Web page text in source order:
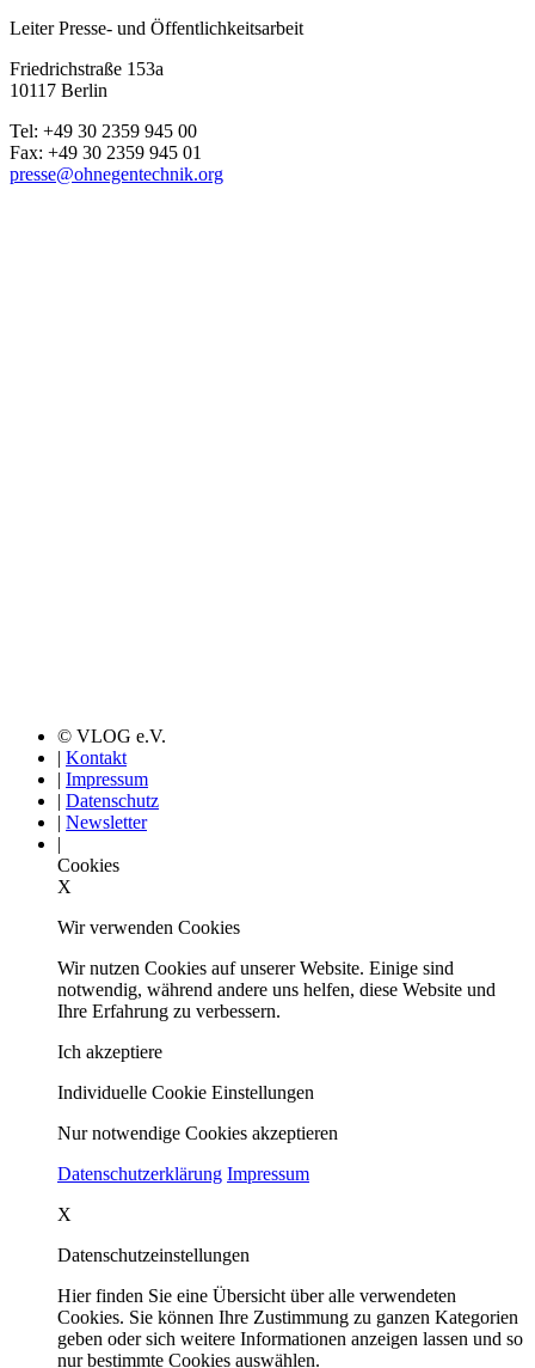
Leiter Presse- und Öffentlichkeitsarbeit
Friedrichstraße 153a
10117 Berlin
Tel: +49 30 2359 945 00
Fax: +49 30 2359 945 01
presse@ohnegentechnik.org
© VLOG e.V.
| Kontakt
| Impressum
| Datenschutz
| Newsletter
|
Cookies
X
Wir verwenden Cookies
Wir nutzen Cookies auf unserer Website. Einige sind
notwendig, während andere uns helfen, diese Website und
Ihre Erfahrung zu verbessern.
Ich akzeptiere
Individuelle Cookie Einstellungen
Nur notwendige Cookies akzeptieren
Datenschutzerklärung Impressum
X
Datenschutzeinstellungen
Hier finden Sie eine Übersicht über alle verwendeten
Cookies. Sie können Ihre Zustimmung zu ganzen Kategorien
geben oder sich weitere Informationen anzeigen lassen und so
nur bestimmte Cookies auswählen.